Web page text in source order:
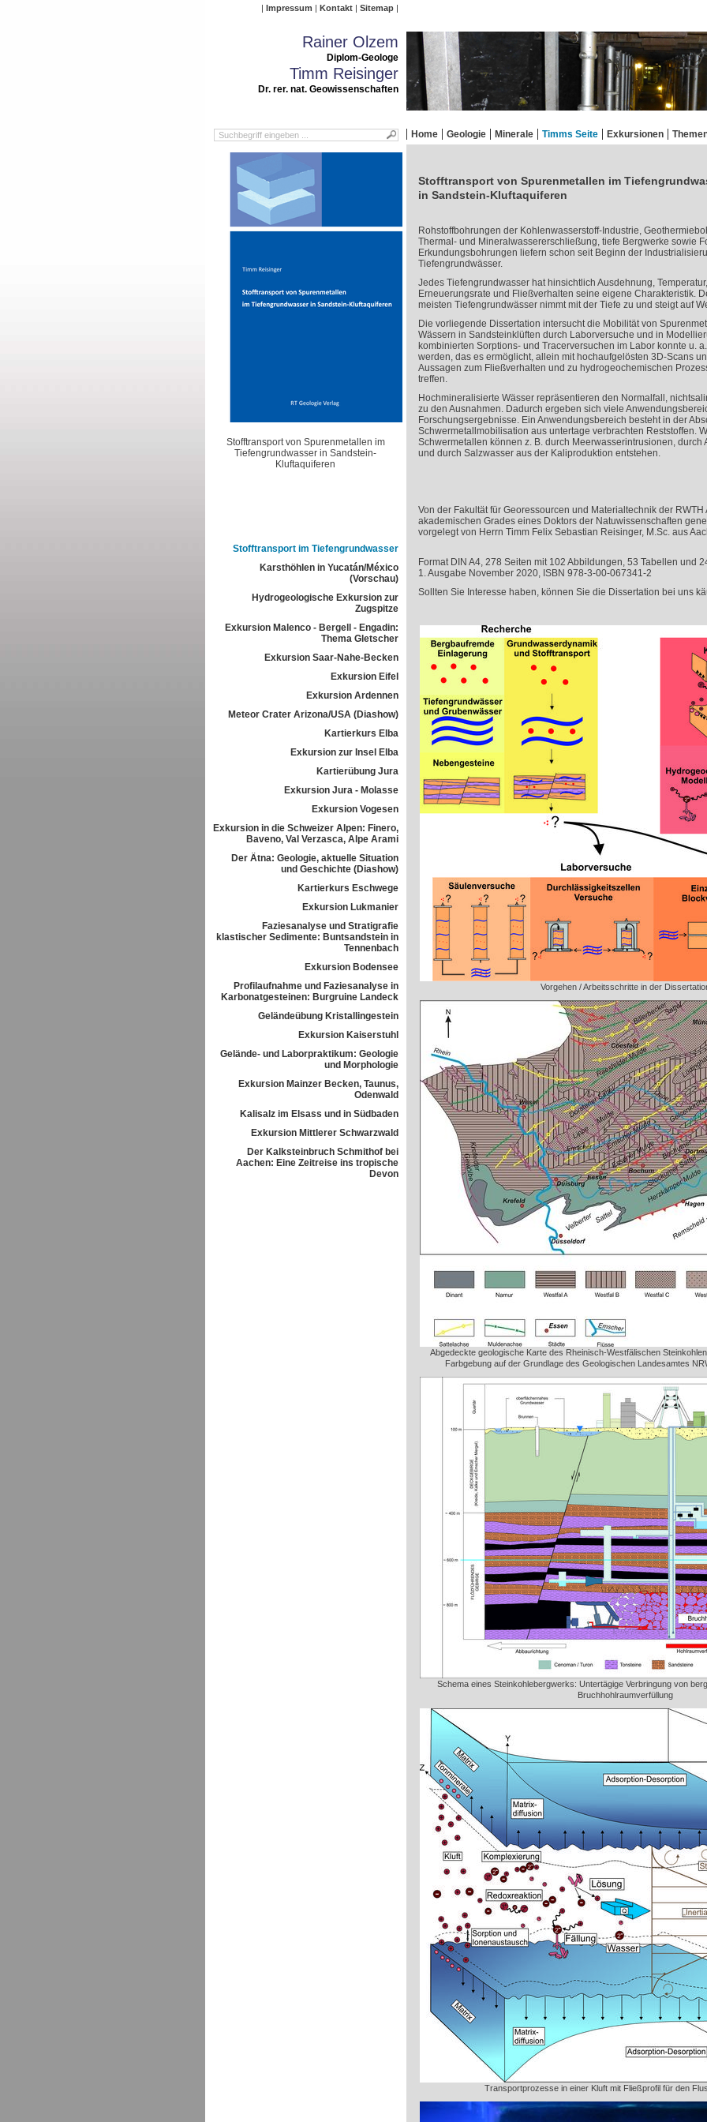
Impressum Kontakt Sitemap
Rainer Olzem
Diplom-Geologe
Timm Reisinger
Dr. rer. nat. Geowissenschaften
Home Geologie Minerale Timms Seite Exkursionen
Stofftransport von Spurenmetallen im
Tiefengrundwasser in Sandstein-
Kluftaquiferen
Stofftransport im Tiefengrundwasser
Karsthöhlen in Yucatán/México
(Vorschau)
Hydrogeologische Exkursion zur
Zugspitze
Exkursion Malenco - Bergell - Engadin:
Thema Gletscher
Exkursion Saar-Nahe-Becken
Exkursion Eifel
Exkursion Ardennen
Meteor Crater Arizona/USA (Diashow)
Kartierkurs Elba
Exkursion zur Insel Elba
Kartierübung Jura
Exkursion Jura - Molasse
Exkursion Vogesen
Exkursion in die Schweizer Alpen: Finero,
Baveno, Val Verzasca, Alpe Arami
Der Ätna: Geologie, aktuelle Situation
und Geschichte (Diashow)
Kartierkurs Eschwege
Exkursion Lukmanier
Faziesanalyse und Stratigrafie
klastischer Sedimente: Buntsandstein in
Tennenbach
Exkursion Bodensee
Profilaufnahme und Faziesanalyse in
Karbonatgesteinen: Burgruine Landeck
Geländeübung Kristallingestein
Exkursion Kaiserstuhl
Gelände- und Laborpraktikum: Geologie
und Morphologie
Exkursion Mainzer Becken, Taunus,
Odenwald
Kalisalz im Elsass und in Südbaden
Exkursion Mittlerer Schwarzwald
Der Kalksteinbruch Schmithof bei
Aachen: Eine Zeitreise ins tropische
Devon
Stofftransport von Spurenmetallen im
in Sandstein-Kluftaquiferen
Rohstoffbohrungen der Kohlenwasserstoff-Industrie,
Thermal- und Mineralwassererschließung, tiefe Bergwerke sowie
Erkundungsbohrungen liefern schon seit Beginn der
Tiefengrundwässer.
Jedes Tiefengrundwasser hat hinsichtlich Ausdehnung,
Erneuerungsrate und Fließverhalten seine eigene Charakteristik.
meisten Tiefengrundwässer nimmt mit der Tiefe zu und steigt auf
Die vorliegende Dissertation intersucht die Mobilität von
Wässern in Sandsteinklüften durch Laborversuche und in
kombinierten Sorptions- und Tracerversuchen im Labor konnte u.
werden, das es ermöglicht, allein mit hochaufgelösten 3D-Scans
Aussagen zum Fließverhalten und zu hydrogeochemischen
treffen.
Hochmineralisierte Wässer repräsentieren den Normalfall,
zu den Ausnahmen. Dadurch ergeben sich viele
Forschungsergebnisse. Ein Anwendungsbereich besteht in der
Schwermetallmobilisation aus untertage verbrachten Reststoffen.
Schwermetallen können z. B. durch Meerwasserintrusionen, durch
und durch Salzwasser aus der Kaliproduktion entstehen.
Von der Fakultät für Georessourcen und Materialtechnik der
akademischen Grades eines Doktors der Natuwissenschaften
vorgelegt von Herrn Timm Felix Sebastian Reisinger, M.Sc. aus
Format DIN A4, 278 Seiten mit 102 Abbildungen, 53 Tabellen und
1. Ausgabe November 2020, ISBN 978-3-00-067341-2
Sollten Sie Interesse haben, können Sie die Dissertation bei uns
Vorgehen / Arbeitsschritte in der
Abgedeckte geologische Karte des Rheinisch-Westfälischen
Farbgebung auf der Grundlage des Geologischen Landesamtes
Schema eines Steinkohlebergwerks: Untertägige Verbringung von
Bruchhohlraumverfüllung
Transportprozesse in einer Kluft mit Fließprofil für den